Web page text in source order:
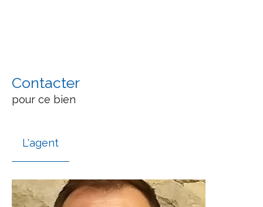
Contacter
pour ce bien
L'agent